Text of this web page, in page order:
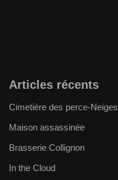
Articles récents
Cimetière des perce-Neiges
Maison assassinée
Brasserie Collignon
In the Cloud